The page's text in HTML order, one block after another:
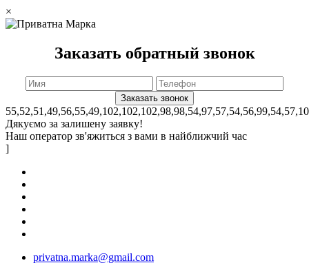
×
Заказать обратный звонок
Дякуємо за залишену заявку!
Наш оператор зв'яжиться з вами в найближчий час
]
privatna.marka@gmail.com